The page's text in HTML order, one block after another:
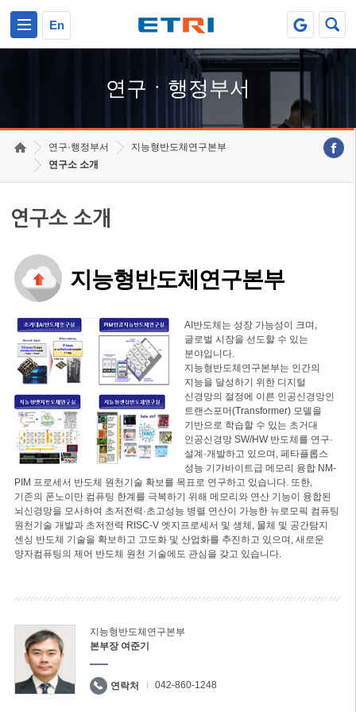
En
연구ㆍ행정부서
연구·행정부서
지능형반도체연구본부
연구소 소개
연구소 소개
지능형반도체연구본부
AI반도체는 성장 가능성이 크며,
글로벌 시장을 선도할 수 있는
분야입니다.
지능형반도체연구본부는 인간의
지능을 달성하기 위한 디지털
신경망의 절정에 이른 인공신경망인
트랜스포머(Transformer) 모델을
기반으로 학습할 수 있는 초거대
인공신경망 SW/HW 반도체를 연구·
설계·개발하고 있으며, 페타플롭스
성능 기가바이트급 메모리 융합 NM-
PIM 프로세서 반도체 원천기술 확보를 목표로 연구하고 있습니다. 또한,
기존의 폰노이만 컴퓨팅 한계를 극복하기 위해 메모리와 연산 기능이 융합된
뇌신경망을 모사하여 초저전력·초고성능 병렬 연산이 가능한 뉴로모픽 컴퓨팅
원천기술 개발과 초저전력 RISC-V 엣지프로세서 및 생체, 물체 및 공간탐지
센싱 반도체 기술을 확보하고 고도화 및 산업화를 추진하고 있으며, 새로운
양자컴퓨팅의 제어 반도체 원천 기술에도 관심을 갖고 있습니다.
지능형반도체연구본부
본부장 여준기
연락처 042-860-1248